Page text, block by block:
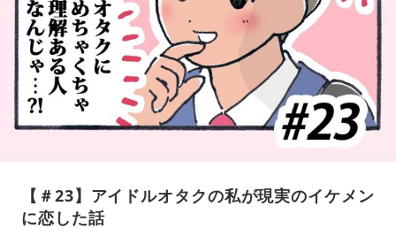
【＃23】アイドルオタクの私が現実のイケメン
に恋した話